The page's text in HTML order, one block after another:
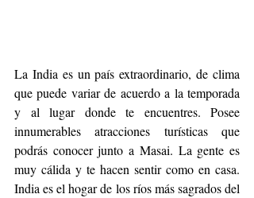
La India es un país extraordinario, de clima
que puede variar de acuerdo a la temporada
y al lugar donde te encuentres. Posee
innumerables atracciones turísticas que
podrás conocer junto a Masai. La gente es
muy cálida y te hacen sentir como en casa.
India es el hogar de los ríos más sagrados del